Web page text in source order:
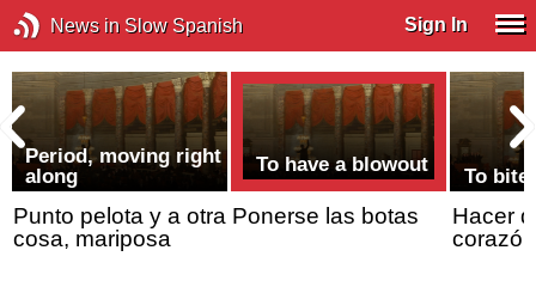
News in Slow Spanish Sign In
Period, moving right
along
Punto pelota y a otra
cosa, mariposa
To have a blowout
Ponerse las botas
To bite
Hacer
corazón